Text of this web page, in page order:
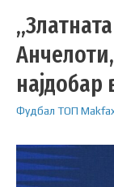
најдобар
Фудбал ТОП